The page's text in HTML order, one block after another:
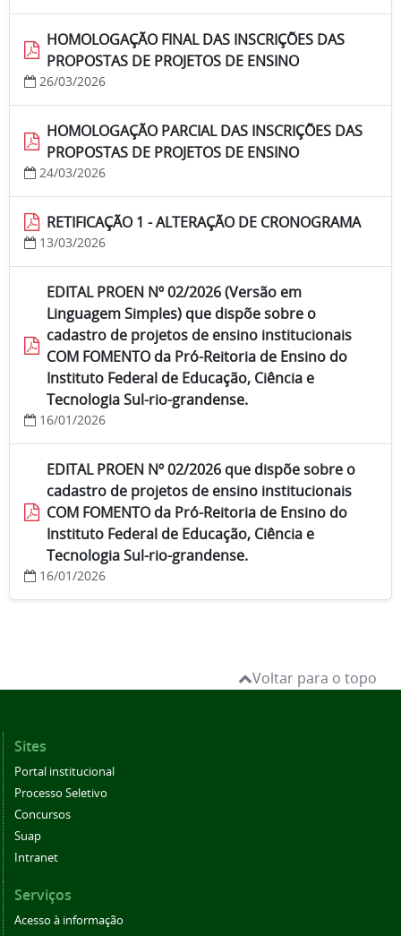
HOMOLOGAÇÃO FINAL DAS INSCRIÇÕES DAS
PROPOSTAS DE PROJETOS DE ENSINO
26/03/2026
HOMOLOGAÇÃO PARCIAL DAS INSCRIÇÕES DAS
PROPOSTAS DE PROJETOS DE ENSINO
24/03/2026
RETIFICAÇÃO 1 - ALTERAÇÃO DE CRONOGRAMA
13/03/2026
EDITAL PROEN Nº 02/2026 (Versão em
Linguagem Simples) que dispõe sobre o
cadastro de projetos de ensino institucionais
COM FOMENTO da Pró-Reitoria de Ensino do
Instituto Federal de Educação, Ciência e
Tecnologia Sul-rio-grandense.
16/01/2026
EDITAL PROEN Nº 02/2026 que dispõe sobre o
cadastro de projetos de ensino institucionais
COM FOMENTO da Pró-Reitoria de Ensino do
Instituto Federal de Educação, Ciência e
Tecnologia Sul-rio-grandense.
16/01/2026
Voltar para o topo
Sites
Portal institucional
Processo Seletivo
Concursos
Suap
Intranet
Serviços
Acesso à informação